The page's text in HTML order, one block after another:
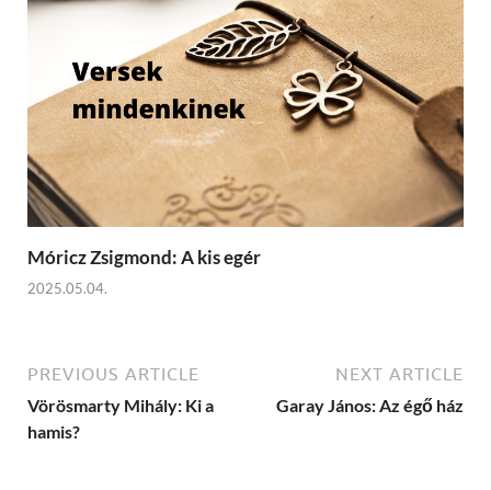
Móricz Zsigmond: A kis egér
2025.05.04.
PREVIOUS ARTICLE
Vörösmarty Mihály: Ki a
hamis?
NEXT ARTICLE
Garay János: Az égő ház